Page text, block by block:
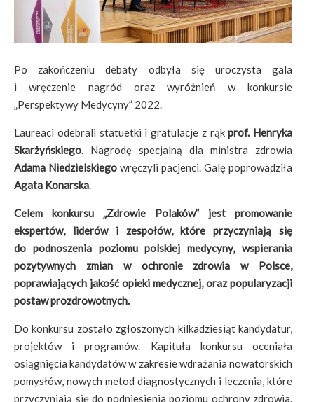
Po zakończeniu debaty odbyła się uroczysta gala
i wręczenie nagród oraz wyróżnień w konkursie
„Perspektywy Medycyny” 2022.
Laureaci odebrali statuetki i gratulacje z rąkprof. Henryka
Skarżyńskiego. Nagrodę specjalną dla ministra zdrowia
Adama Niedzielskiego wręczyli pacjenci. Galę poprowadziła
Agata Konarska.
Celem konkursu „Zdrowie Polaków” jest promowanie
ekspertów, liderów i zespołów, które przyczyniają się
do podnoszenia poziomu polskiej medycyny, wspierania
pozytywnych zmian w ochronie zdrowia w Polsce,
poprawiających jakość opieki medycznej, oraz popularyzacji
postaw prozdrowotnych.
Do konkursu zostało zgłoszonych kilkadziesiąt kandydatur,
projektów i programów. Kapituła konkursu oceniała
osiągnięcia kandydatów w zakresie wdrażania nowatorskich
pomysłów, nowych metod diagnostycznych i leczenia, które
przyczyniają się do podniesienia poziomu ochrony zdrowia.